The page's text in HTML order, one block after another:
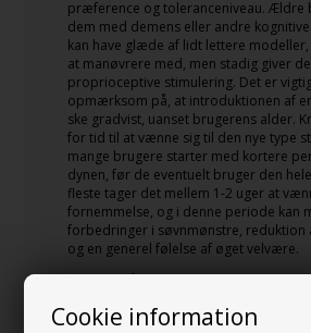
Cookie information
præference og toleranceniveau. Ældre
dem med demens eller andre
kan have glæde af lidt lettere
at manøvrere med, men stadig giver
proprioceptive stimulering. Det er
opmærksom på, at introduktionen af
ske gradvist, uanset brugerens alder.
for tid til at vænne sig til den nye type
mange brugere starter med kortere
dynen, før de eventuelt bruger den
fleste tager det mellem 1-2 uger at
fornemmelse, og i denne periode kan
forbedringer i søvnmønstre,
og en generel følelse af øget velvære.
Småbørn og børn: Lettere
Teenagere: Mellemvægt på 5-7